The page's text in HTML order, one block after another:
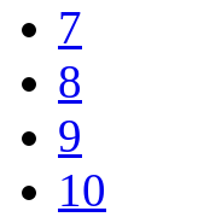
7
8
9
10